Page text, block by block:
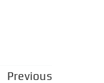
Previous